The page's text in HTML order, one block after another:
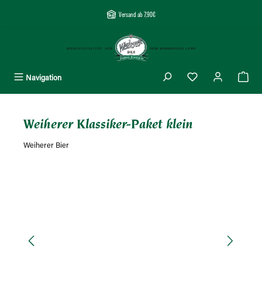
Versand ab 7,90€
Navigation
Weiherer Klassiker-Paket klein
Weiherer Bier